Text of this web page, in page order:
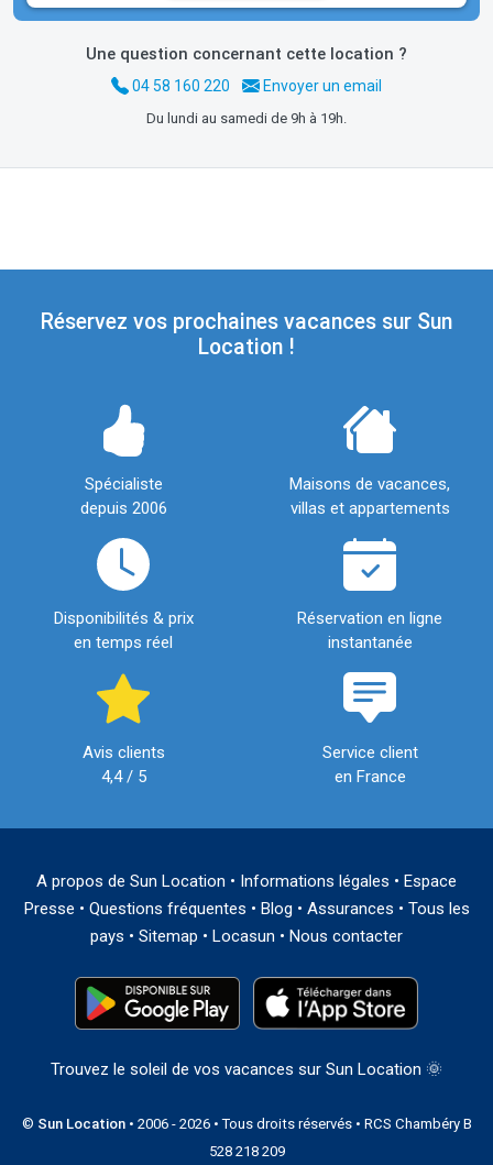
Une question concernant cette location ?
04 58 160 220 Envoyer un email
Du lundi au samedi de 9h à 19h.
Réservez vos prochaines vacances sur Sun
Location !
Spécialiste
depuis 2006
Maisons de vacances,
villas et appartements
Disponibilités & prix
en temps réel
Réservation en ligne
instantanée
Avis clients
4,4 / 5
Service client
en France
A propos de Sun Location • Informations légales • Espace
Presse • Questions fréquentes • Blog • Assurances • Tous les
pays • Sitemap • Locasun • Nous contacter
Trouvez le soleil de vos vacances sur Sun Location 🌞
© Sun Location• 2006 - 2026 • Tous droits réservés • RCS Chambéry B
528 218 209